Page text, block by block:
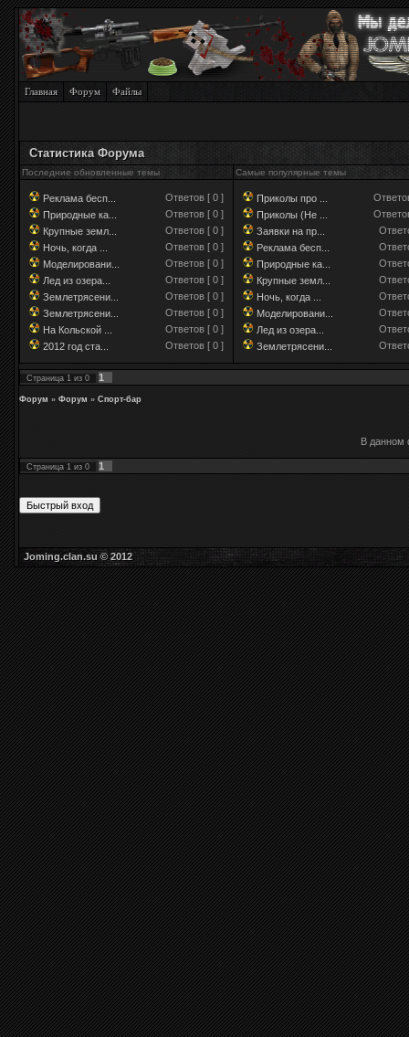
Главная Форум Файлы
Статистика Форума
Последние обновленные темы Самые популярные темы
Реклама бесп...
Ответов [ 0 ]
Природные ка...
Ответов [ 0 ]
Крупные земл...
Ответов [ 0 ]
Ночь, когда ...
Ответов [ 0 ]
Моделировани...
Ответов [ 0 ]
Лед из озера...
Ответов [ 0 ]
Землетрясени...
Ответов [ 0 ]
Землетрясени...
Ответов [ 0 ]
На Кольской ...
Ответов [ 0 ]
2012 год ста...
Ответов [ 0 ]
Приколы про ...
Приколы (Не ...
Заявки на пр...
Реклама бесп...
Природные ка...
Крупные земл...
Ночь, когда ...
Моделировани...
Лед из озера...
Землетрясени...
Страница 1 из 0 1
Форум » Форум » Спорт-бар
В данном
Страница 1 из 0 1
Joming.clan.su © 2012